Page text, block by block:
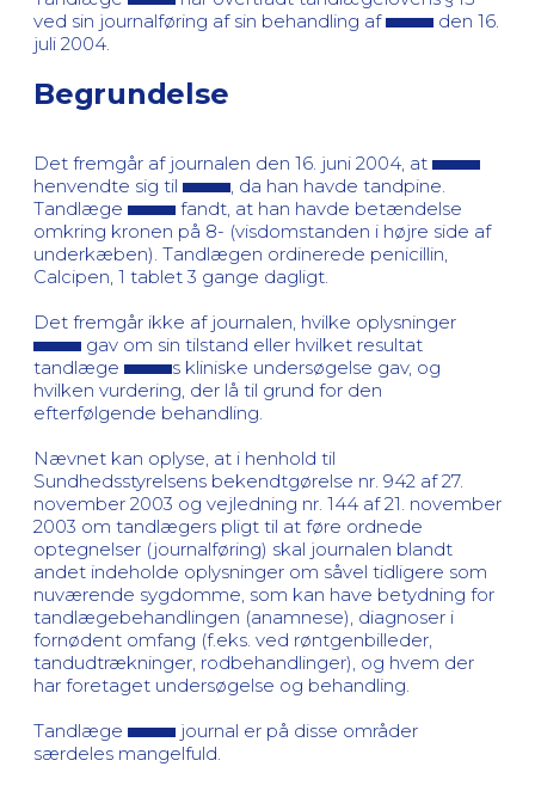
ved sin journalføring af sin behandling af
den 16.
juli 2004.
Begrundelse
Det fremgår af journalen den 16. juni 2004, at
henvendte sig til
, da han havde tandpine.
Tandlæge
fandt, at han havde betændelse
omkring kronen på 8- (visdomstanden i højre side af
underkæben). Tandlægen ordinerede penicillin,
Calcipen, 1 tablet 3 gange dagligt.
Det fremgår ikke af journalen, hvilke oplysninger
gav om sin tilstand eller hvilket resultat
tandlæge
s kliniske undersøgelse gav, og
hvilken vurdering, der lå til grund for den
efterfølgende behandling.
Nævnet kan oplyse, at i henhold til
Sundhedsstyrelsens bekendtgørelse nr. 942 af 27.
november 2003 og vejledning nr. 144 af 21. november
2003 om tandlægers pligt til at føre ordnede
optegnelser (journalføring) skal journalen blandt
andet indeholde oplysninger om såvel tidligere som
nuværende sygdomme, som kan have betydning for
tandlægebehandlingen (anamnese), diagnoser i
fornødent omfang (f.eks. ved røntgenbilleder,
tandudtrækninger, rodbehandlinger), og hvem der
har foretaget undersøgelse og behandling.
Tandlæge
journal er på disse områder
særdeles mangelfuld.